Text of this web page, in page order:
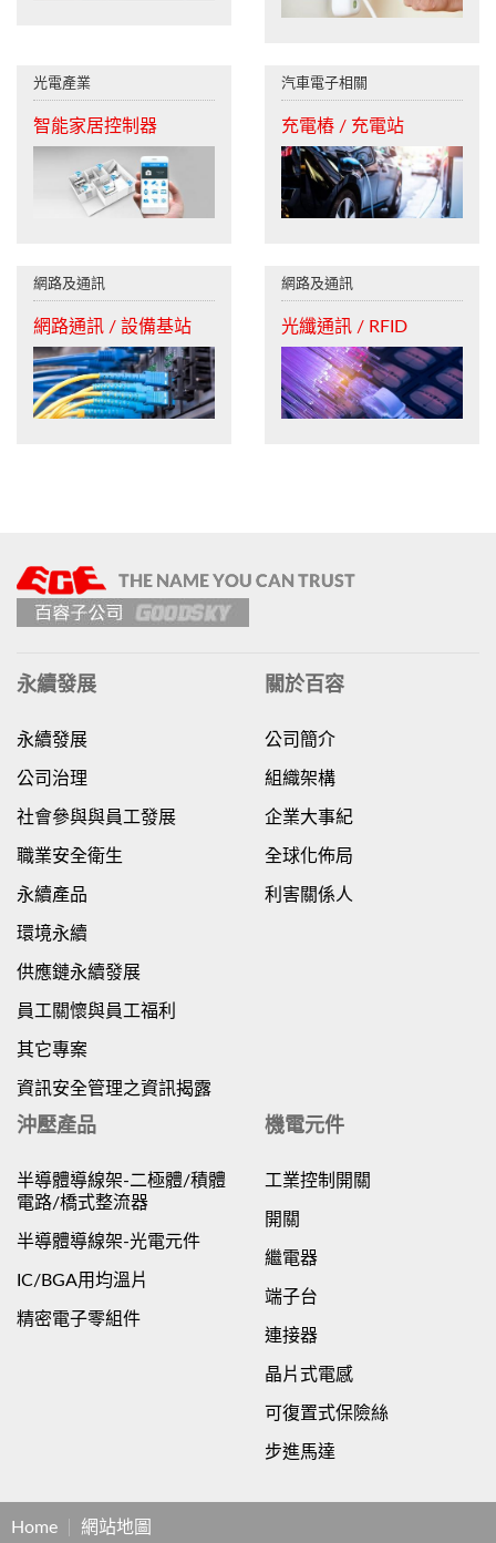
光電產業
智能家居控制器
汽車電子相關
充電樁 / 充電站
網路及通訊
網路通訊 / 設備基站
網路及通訊
光纖通訊 / RFID
永續發展
永續發展
公司治理
社會參與與員工發展
職業安全衛生
永續產品
環境永續
供應鏈永續發展
員工關懷與員工福利
其它專案
資訊安全管理之資訊揭露
關於百容
公司簡介
組織架構
企業大事紀
全球化佈局
利害關係人
沖壓產品
半導體導線架-二極體/積體
電路/橋式整流器
半導體導線架-光電元件
IC/BGA用均溫片
精密電子零組件
機電元件
工業控制開關
開關
繼電器
端子台
連接器
晶片式電感
可復置式保險絲
步進馬達
Home 網站地圖